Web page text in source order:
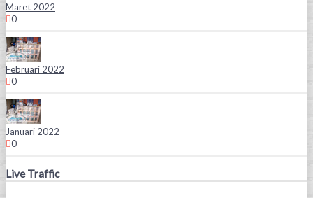
Maret 2022
0
Februari 2022
0
Januari 2022
0
Live Traffic